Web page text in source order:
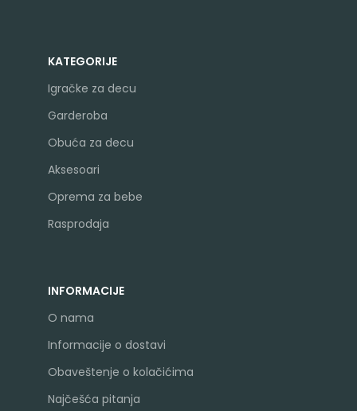
KATEGORIJE
Igračke za decu
Garderoba
Obuća za decu
Aksesoari
Oprema za bebe
Rasprodaja
INFORMACIJE
O nama
Informacije o dostavi
Obaveštenje o kolačićima
Najčešća pitanja